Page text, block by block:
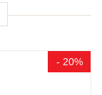
- 20%